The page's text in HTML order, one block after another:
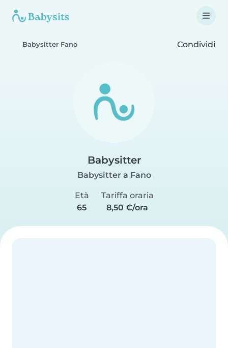
Babysitter Fano Condividi
Babysitter
Babysitter a Fano
Età
65
Tariffa oraria
8,50 €/ora